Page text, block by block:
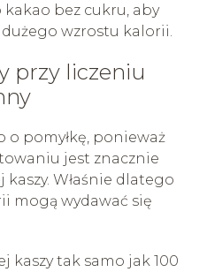
bez cukru, aby
wzrostu kalorii.
przy liczeniu
o pomyłkę, ponieważ
jest znacznie
Właśnie dlatego
mogą wydawać się
kaszy tak samo jak 100